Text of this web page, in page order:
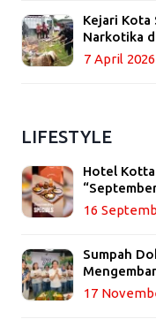
Kejari Kota
Narkotika
7 April 2026
LIFESTYLE
Hotel
16
Sumpah
17